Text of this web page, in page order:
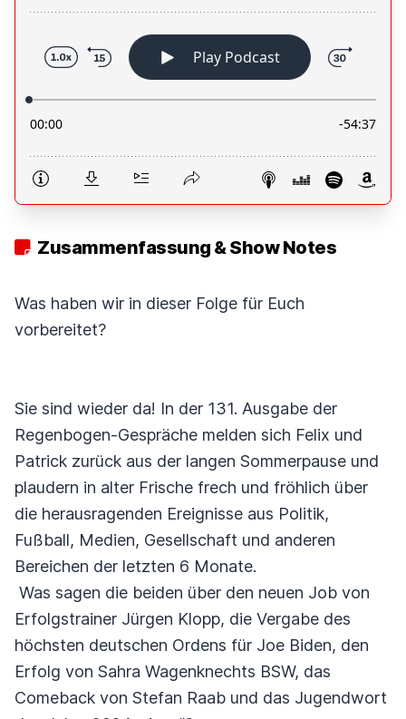
Zusammenfassung & Show Notes
Was haben wir in dieser Folge für Euch
vorbereitet?
Sie sind wieder da! In der 131. Ausgabe der
Regenbogen-Gespräche melden sich Felix und
Patrick zurück aus der langen Sommerpause und
plaudern in alter Frische frech und fröhlich über
die herausragenden Ereignisse aus Politik,
Fußball, Medien, Gesellschaft und anderen
Bereichen der letzten 6 Monate.
Was sagen die beiden über den neuen Job von
Erfolgstrainer Jürgen Klopp, die Vergabe des
höchsten deutschen Ordens für Joe Biden, den
Erfolg von Sahra Wagenknechts BSW, das
Comeback von Stefan Raab und das Jugendwort